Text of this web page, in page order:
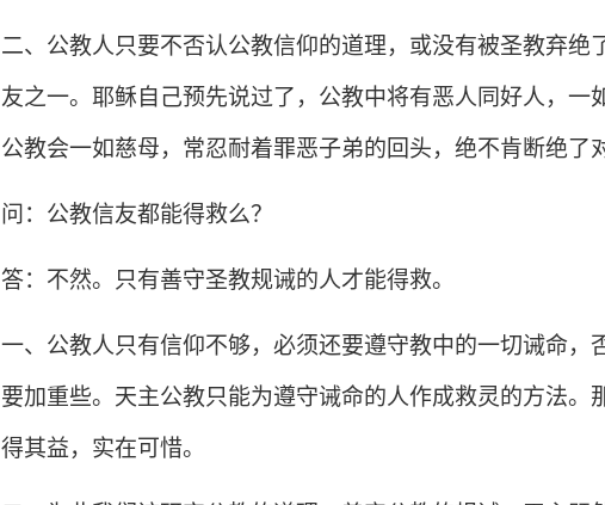
二、公教人只要不否认公教信仰的道理，或没有被圣教弃绝
友之一。耶稣自己预先说过了，公教中将有恶人同好人，一
公教会一如慈母，常忍耐着罪恶子弟的回头，绝不肯断绝了
问：公教信友都能得救么？
答：不然。只有善守圣教规诫的人才能得救。
一、公教人只有信仰不够，必须还要遵守教中的一切诫命，
要加重些。天主公教只能为遵守诫命的人作成救灵的方法。
得其益，实在可惜。